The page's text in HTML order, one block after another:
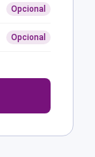
Opcional
Opcional